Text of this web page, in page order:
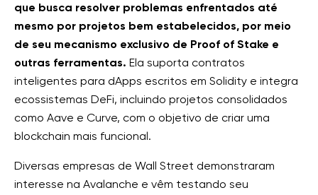
que busca resolver problemas enfrentados até
mesmo por projetos bem estabelecidos, por meio
de seu mecanismo exclusivo de Proof of Stake e
outras ferramentas. Ela suporta contratos
inteligentes para dApps escritos em Solidity e integra
ecossistemas DeFi, incluindo projetos consolidados
como Aave e Curve, com o objetivo de criar uma
blockchain mais funcional.
Diversas empresas de Wall Street demonstraram
interesse na Avalanche e vêm testando seu